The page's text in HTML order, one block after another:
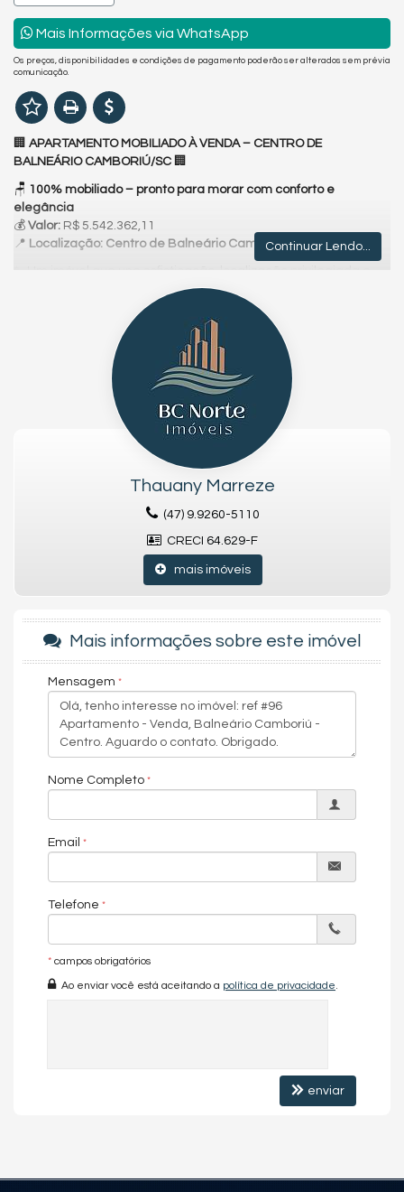
Mais Informações via WhatsApp
Os preços, disponibilidades e condições de pagamento poderão ser alterados sem prévia
comunicação.
🏢 APARTAMENTO MOBILIADO À VENDA – CENTRO DE
BALNEÁRIO CAMBORIÚ/SC 🏢
🪑 100% mobiliado – pronto para morar com conforto e
elegância
💰 Valor: R$ 5.542.362,11
📍 Localização: Centro de Balneário Camboriú/SC
✨ Um imóvel que une sofisticação, localização privilegiada e
alto padrão de acabamento. Este apartamento mobiliado no
coração de Balneário Camboriú oferece o que há de melhor
em espaço, conforto e exclusividade, ideal para quem valoriza
qualidade de vida e praticidade no litoral catarinense.
Destaques do imóvel:
✔️ Ambientes amplos, integrados e com excelente iluminação
✔️ Móveis planejados de alto padrão e decoração impecável
✔️ Sala de estar e jantar espaçosas
✔️ Cozinha equipada com eletrodomésticos modernos
✔️ Suítes confortáveis (incluir quantidade, se desejar)
✔️ Sacada gourmet com churrasqueira
✔️ Acabamentos sofisticados
✔️ Vagas de garagem privativas
🏊 Piscinas adulto e infantil
🎉 Salão de festas
🎮 Sala de jogos
🛡️ Portaria 24h, elevadores modernos e segurança
Centro de Balneário Camboriú:
perto de mercados, farmácias, restaurantes, escolas e todo o
comércio da cidade
Agende uma visita e surpreenda-se:
Seu próximo imóvel está aqui – luxo, localização e conforto no
Características do Imóvel
Aquecimento de Água
Churrasqueira
Andar Alto
Acabamento em Gesso
Fechadura Eletrônica
Continuar Lendo...
Thauany Marreze
(47) 9.9260-5110
CRECI 64.629-F
mais imóveis
Mais informações sobre este imóvel
Mensagem
Nome Completo
Email
Telefone
* campos obrigatórios
Ao enviar você está aceitando a política de privacidade
enviar